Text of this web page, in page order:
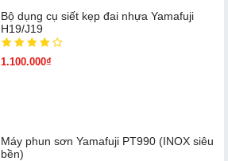
Bộ dụng cụ siết kẹp đai nhựa Yamafuji
H19/J19
1.100.000₫
Máy phun sơn Yamafuji PT990 (INOX siêu
bền)